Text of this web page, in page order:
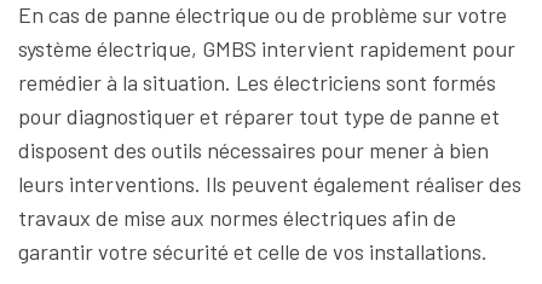
En cas de panne électrique ou de problème sur votre
système électrique, GMBS intervient rapidement pour
remédier à la situation. Les électriciens sont formés
pour diagnostiquer et réparer tout type de panne et
disposent des outils nécessaires pour mener à bien
leurs interventions. Ils peuvent également réaliser des
travaux de mise aux normes électriques afin de
garantir votre sécurité et celle de vos installations.